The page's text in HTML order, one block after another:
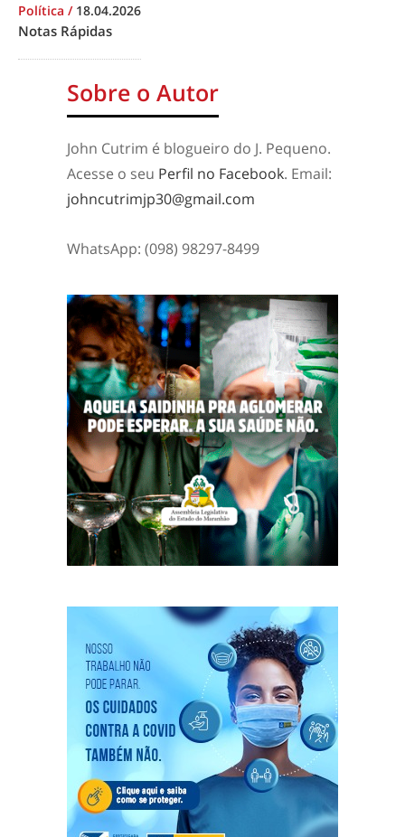
Política / 18.04.2026
Notas Rápidas
Sobre o Autor
John Cutrim é blogueiro do J. Pequeno.
Acesse o seu Perfil no Facebook. Email:
johncutrimjp30@gmail.com
WhatsApp: (098) 98297-8499